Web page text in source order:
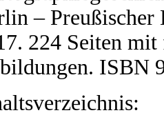
–
224 Seiten
ISBN